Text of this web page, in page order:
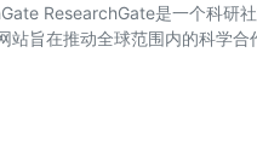
ResearchGate是一个科研
站旨在推动全球范围内的科学合